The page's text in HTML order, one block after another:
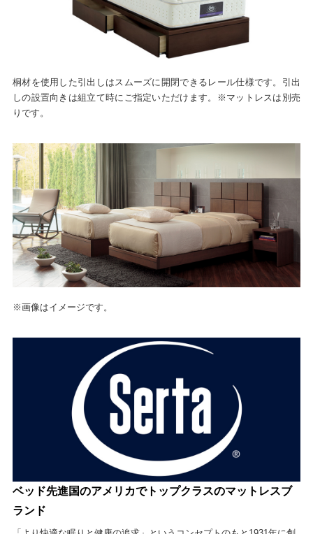
桐材を使用した引出しはスムーズに開閉できるレール仕様です。引出
しの設置向きは組立て時にご指定いただけます。※マットレスは別売
りです。
※画像はイメージです。
ベッド先進国のアメリカでトップクラスのマットレスブ
ランド